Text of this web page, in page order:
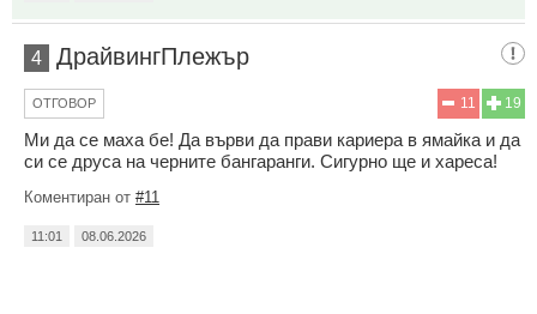
4 ДрайвингПлежър
19
11
ОТГОВОР
Ми да се маха бе! Да върви да прави кариера в ямайка и да
си се друса на черните бангаранги. Сигурно ще и хареса!
Коментиран от #11
11:01 08.06.2026